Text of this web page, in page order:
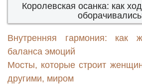
Королевская осанка: как
Внутренняя гармония: как
баланса эмоций
Мосты, которые строит
другими, миром